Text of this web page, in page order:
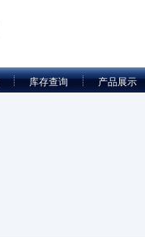
库存查询 产品展示